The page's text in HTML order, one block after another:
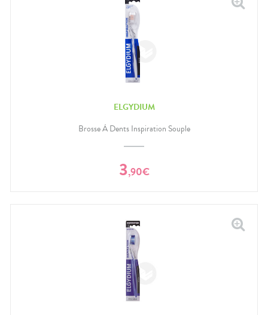
ELGYDIUM
Brosse À Dents Inspiration Souple
3,90€